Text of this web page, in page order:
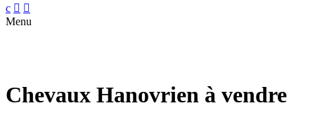
c  
Menu
Chevaux Hanovrien à vendre